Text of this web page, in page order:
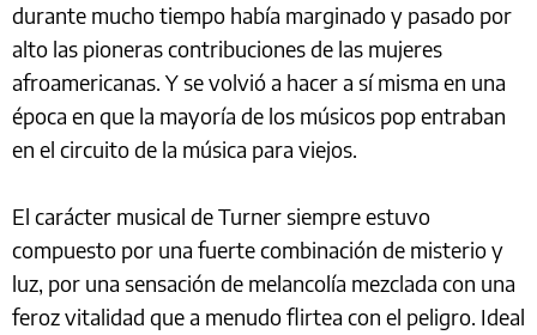
durante mucho tiempo había marginado y pasado por
alto las pioneras contribuciones de las mujeres
afroamericanas. Y se volvió a hacer a sí misma en una
época en que la mayoría de los músicos pop entraban
en el circuito de la música para viejos.
El carácter musical de Turner siempre estuvo
compuesto por una fuerte combinación de misterio y
luz, por una sensación de melancolía mezclada con una
feroz vitalidad que a menudo flirtea con el peligro. Ideal